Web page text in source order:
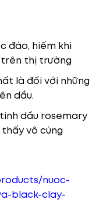
đáo, hiếm khi
thị trường
là đối với những
dầu.
dầu rosemary
vô cùng
nuoc-
black-clay-